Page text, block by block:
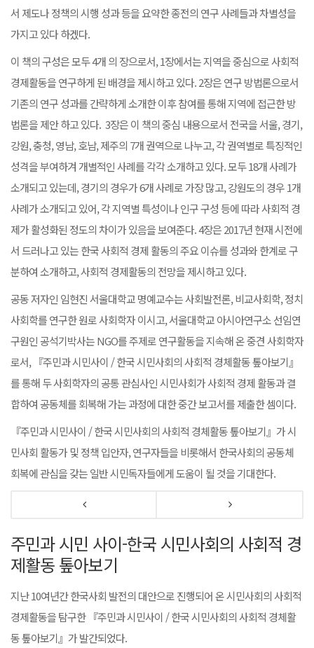
서 제도나 정책의 시행 성과 등을 요약한 종전의 연구 사례들과 차별성을
가지고 있다 하겠다.
이 책의 구성은 모두 4개 의 장으로서, 1장에서는 지역을 중심으로 사회적
경제활동을 연구하게 된 배경을 제시하고 있다. 2장은 연구 방법론으로서
기존의 연구 성과를 간략하게 소개한 이후 참여를 통해 지역에 접근한 방
법론을 제안 하고 있다. 3장은 이 책의 중심 내용으로서 전국을 서울, 경기,
강원, 충청, 영남, 호남, 제주의 7개 권역으로 나누고, 각 권역별로 특징적인
성격을 부여하겨 개별적인 사례를 각각 소개하고 있다. 모두 18개 사례가
소개되고 있는데, 경기의 경우가 6개 사례로 가장 많고, 강원도의 경우 1개
사례가 소개되고 있어, 각 지역별 특성이나 인구 구성 등에 따라 사회적 경
제가 활성화된 정도의 차이가 있음을 보여준다. 4장은 2017년 현재 시전에
서 드러나고 있는 한국 사회적 경제 활동의 주요 이슈를 성과와 한계로 구
분하여 소개하고, 사회적 경제활동의 전망을 제시하고 있다.
공동 저자인 임현진 서울대학교 명예교수는 사회발전론, 비교사회학, 정치
사회학를 연구한 원로 사회학자 이시고, 서울대학교 아시아연구소 선임연
구원인 공석기박사는 NGO를 주제로 연구활동을 지속해 온 중견 사회학자
로서, 『주민과 시민사이 / 한국 시민사회의 사회적 경체활동 톺아보기』
를 통해 두 사회학자의 공통 관심사인 시민사회가 사회적 경제 활동과 결
합하여 공동체를 회복해 가는 과정에 대한 중간 보고서를 제출한 셈이다.
『주민과 시민사이 / 한국 시민사회의 사회적 경체활동 톺아보기』가 시
민사회 활동가 및 정책 입안자, 연구자들을 비롯해서 한국사회의 공동체
회복에 관심을 갖는 일반 시민독자들에게 도움이 될 것을 기대한다.
주민과 시민 사이-한국 시민사회의 사회적 경
제활동 톺아보기
지난 10여년간 한국사회 발전의 대안으로 진행되어 온 시민사회의 사회적
경제활동을 탐구한 『주민과 시민사이 / 한국 시민사회의 사회적 경체활
동 톺아보기』가 발간되었다.